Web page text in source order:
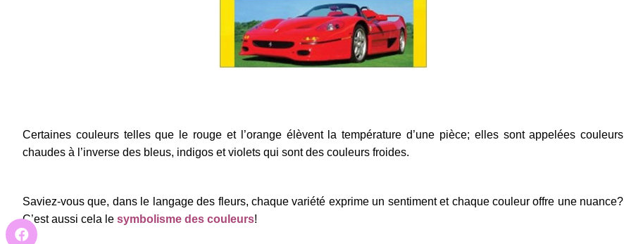
Certaines couleurs telles que le rouge et l’orange élèvent la température d’une pièce; elles sont appelées couleurs
chaudes à l’inverse des bleus, indigos et violets qui sont des couleurs froides.
Saviez-vous que, dans le langage des fleurs, chaque variété exprime un sentiment et chaque couleur offre une nuance?
C’est aussi cela le symbolisme des couleurs!